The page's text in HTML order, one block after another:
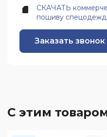
СКАЧАТЬ
пошиву
Заказать звонок
С этим